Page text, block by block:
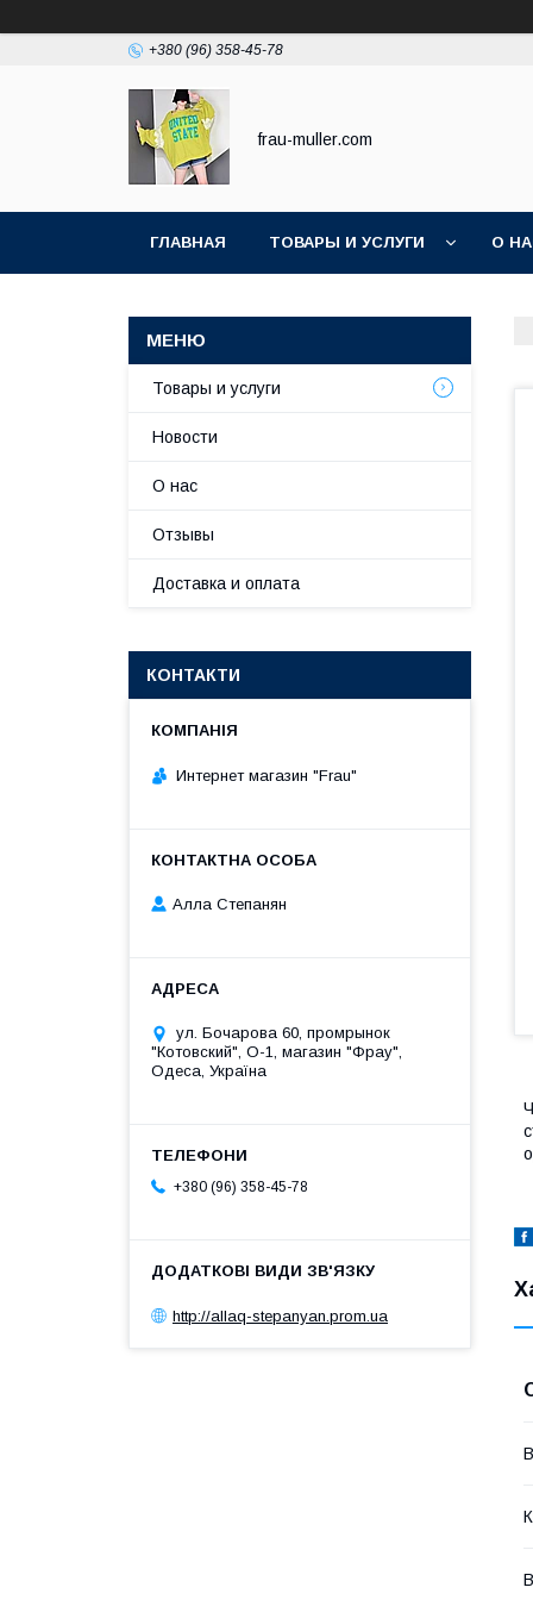
+380 (96) 358-45-78
frau-muller.com
ГЛАВНАЯ ТОВАРЫ И УСЛУГИ О
Товары и услуги
Новости
О нас
Отзывы
Доставка и оплата
КОНТАКТИ
Интернет магазин "Frau"
Алла Степанян
ул. Бочарова 60, промрынок
"Котовский", О-1, магазин "Фрау",
Одеса, Україна
+380 (96) 358-45-78
http://allaq-stepanyan.prom.ua